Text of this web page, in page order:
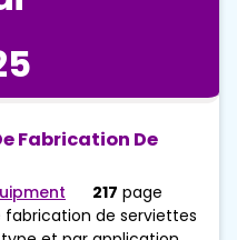
Fabrication De
217 page
de serviettes